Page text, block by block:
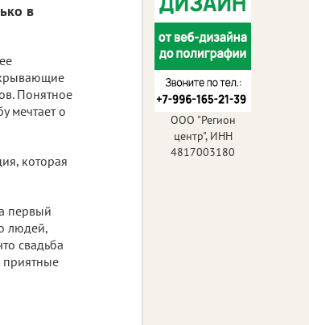
в
Понятное
мечтает о
которая
первый
людей,
свадьба
приятные
ООО "Регион
центр", ИНН
4817003180